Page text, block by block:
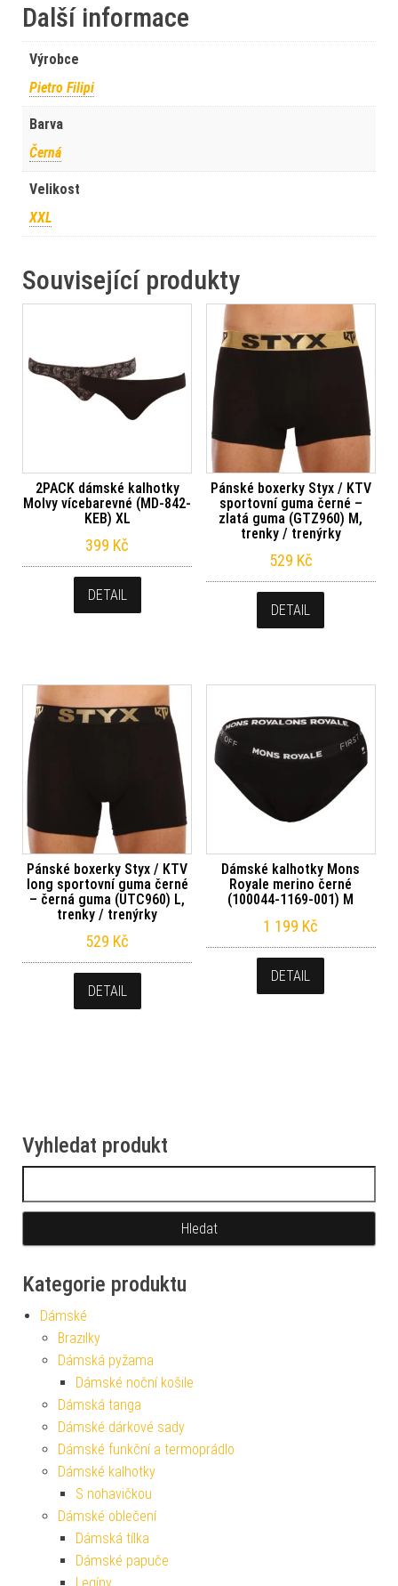
Další informace
Výrobce
Pietro Filipi
Barva
Černá
Velikost
XXL
Související produkty
2PACK dámské kalhotky
Molvy vícebarevné (MD-842-
KEB) XL
399 Kč
DETAIL
Pánské boxerky Styx / KTV
sportovní guma černé –
zlatá guma (GTZ960) M,
trenky / trenýrky
529 Kč
DETAIL
Pánské boxerky Styx / KTV
long sportovní guma černé
– černá guma (UTC960) L,
trenky / trenýrky
529 Kč
DETAIL
Dámské kalhotky Mons
Royale merino černé
(100044-1169-001) M
1 199 Kč
DETAIL
Vyhledat produkt
Kategorie produktu
Dámské
Brazilky
Dámská pyžama
Dámské noční košile
Dámská tanga
Dámské dárkové sady
Dámské funkční a termoprádlo
Dámské kalhotky
S nohavičkou
Dámské oblečení
Dámská tílka
Dámské papuče